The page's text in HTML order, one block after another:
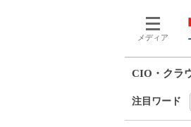
メディア
CIO・クラ
注目ワード